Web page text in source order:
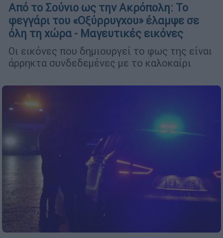
Από το Σούνιο ως την Ακρόπολη: Το
φεγγάρι του «Οξύρρυγχου» έλαμψε σε
όλη τη χώρα - Μαγευτικές εικόνες
Οι εικόνες που δημιουργεί το φως της είναι
άρρηκτα συνδεδεμένες με το καλοκαίρι